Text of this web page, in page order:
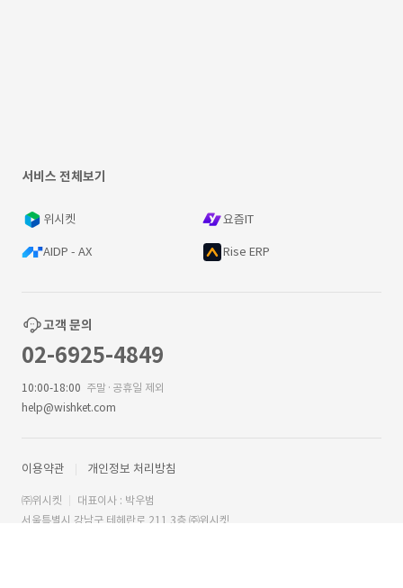
서비스 전체보기
위시켓 요즘IT
AIDP - AX Rise ERP
고객 문의
02-6925-4849
10:00-18:00 주말·공휴일 제외
help@wishket.com
이용약관 개인정보 처리방침
㈜위시켓
대표이사 : 박우범
서울특별시 강남구 테헤란로 211 3층 ㈜위시켓